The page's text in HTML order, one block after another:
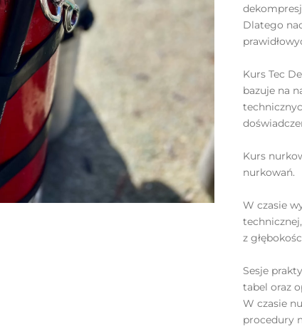
Dlatego
Kurs Tec
bazuje na
Kurs
nurkowań.
W czasie
z
Sesje
tabel oraz
W czasie
procedury